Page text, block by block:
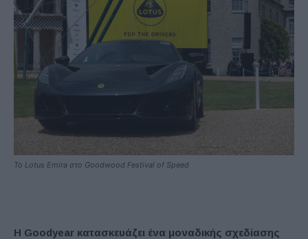
Το Lotus Emira στο Goodwood Festival of Speed
Η Goodyear κατασκευάζει ένα μοναδικής σχεδίασης